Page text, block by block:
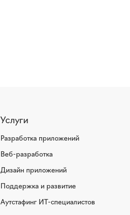
Услуги
Разработка приложений
Веб-разработка
Дизайн приложений
Поддержка и развитие
Аутстафинг ИТ-специалистов